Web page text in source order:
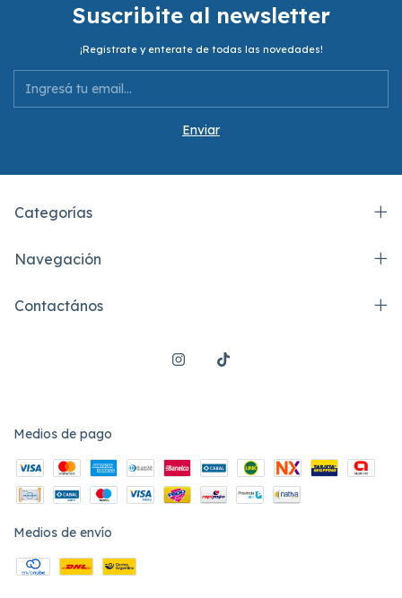
Suscribite al newsletter
¡Registrate y enterate de todas las novedades!
Categorías
Navegación
Contactános
Medios de pago
Medios de envío